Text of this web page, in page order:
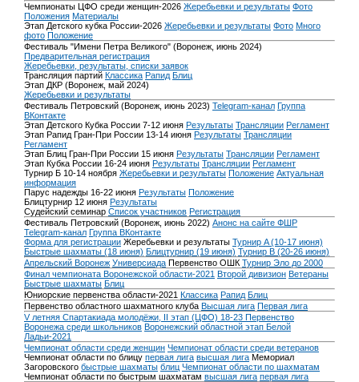
Чемпионаты ЦФО среди женщин-2026 Жеребьевки и результаты Фото
Положения Материалы
Этап Детского кубка России-2026 Жеребьевки и результаты Фото Много
фото Положение
Фестиваль "Имени Петра Великого" (Воронеж, июнь 2024)
Предварительная регистрация
Жеребьевки, результаты, списки заявок
Трансляция партий Классика Рапид Блиц
Этап ДКР (Воронеж, май 2024)
Жеребьевки и результаты
Фестиваль Петровский (Воронеж, июнь 2023) Telegram-канал Группа
ВКонтакте
Этап Детского Кубка России 7-12 июня Результаты Трансляции Регламент
Этап Рапид Гран-При России 13-14 июня Результаты Трансляции
Регламент
Этап Блиц Гран-При России 15 июня Результаты Трансляции Регламент
Этап Кубка России 16-24 июня Результаты Трансляции Регламент
Турнир Б 10-14 ноября Жеребьевки и результаты Положение Актуальная
информация
Парус надежды 16-22 июня Результаты Положение
Блицтурнир 12 июня Результаты
Судейский семинар Список участников Регистрация
Фестиваль Петровский (Воронеж, июнь 2022) Анонс на сайте ФШР
Telegram-канал Группа ВКонтакте
Форма для регистрации Жеребьевки и результаты Турнир A (10-17 июня)
Быстрые шахматы (18 июня) Блицтурнир (19 июня) Турнир B (20-26 июня)
Апрельский Воронеж Универсиада Первенство ОШК Турнир Эло до 2000
Финал чемпионата Воронежской области-2021 Второй дивизион Ветераны
Быстрые шахматы Блиц
Юниорские первенства области-2021 Классика Рапид Блиц
Первенство областного шахматного клуба Высшая лига Первая лига
V летняя Спартакиада молодёжи, II этап (ЦФО) 18-23 Первенство
Воронежа среди школьников Воронежский областной этап Белой
Ладьи-2021
Чемпионат области среди женщин Чемпионат области среди ветеранов
Чемпионат области по блицу первая лига высшая лига Мемориал
Загоровского быстрые шахматы блиц Чемпионат области по шахматам
Чемпионат области по быстрым шахматам высшая лига первая лига